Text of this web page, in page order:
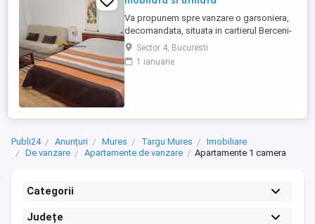
Va propunem spre vanzare o garsoniera,
decomandata, situata in cartierul Berceni-
Aparatorii Patriei ,la 10 minute de statia de
metrou, intr-un imobil construit in anul
2012 , disponibil la parter din 3, cu o
Sector 4, Bucuresti
1 ianuarie
Publi24 Anunțuri Mures Targu Mures
Imobiliare
De vanzare
Apartamente de vanzare Apartamente 1 camera
Categorii
Județe